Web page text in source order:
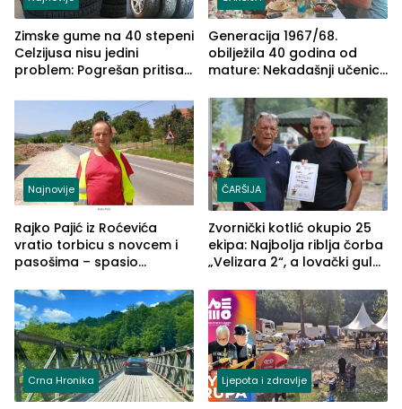
Zimske gume na 40 stepeni
Celzijusa nisu jedini
problem: Pogrešan pritisak
Generacija 1967/68.
obilježila 40 godina od
mature: Nekadašnji učenici
(FOTO)
Najnovije
Rajko Pajić iz Roćevića
vratio torbicu s novcem i
pasošima – spasio
Grčkoj
ČARŠIJA
Zvornički kotlić okupio 25
ekipa: Najbolja riblja čorba
„Velizara 2“, a lovački gulaš
Crna Hronika Ljepota i zdravlje